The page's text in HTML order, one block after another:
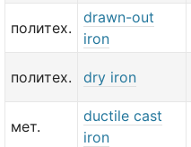
политех.
drawn-out
iron
политех. dry iron
мет.
ductile cast
iron